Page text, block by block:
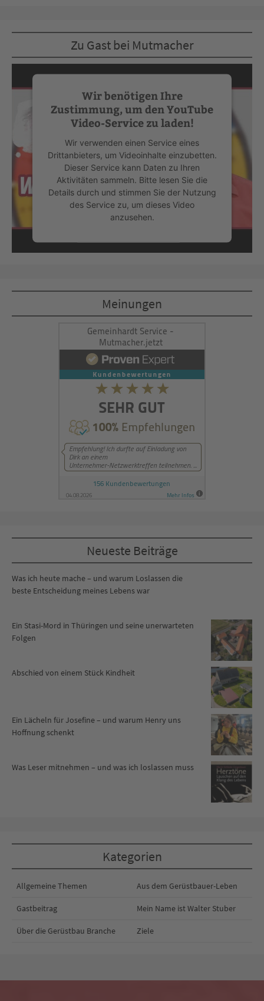
Zu Gast bei Mutmacher
Wir benötigen Ihre
Zustimmung, um den YouTube
Video-Service zu laden!
Wir verwenden einen Service eines
Drittanbieters, um Videoinhalte einzubetten.
Dieser Service kann Daten zu Ihren
Aktivitäten sammeln. Bitte lesen Sie die
Details durch und stimmen Sie der Nutzung
des Service zu, um dieses Video
anzusehen.
Mehr Informationen
powered byUsercentrics Consent
Management Platform&eRecht24
Meinungen
Neueste Beiträge
Was ich heute mache – und warum Loslassen die
beste Entscheidung meines Lebens war
Ein Stasi-Mord in Thüringen und seine unerwarteten
Folgen
Abschied von einem Stück Kindheit
Ein Lächeln für Josefine – und warum Henry uns
Hoffnung schenkt
Was Leser mitnehmen – und was ich loslassen muss
Kategorien
Allgemeine Themen Aus dem Gerüstbauer-Leben
Gastbeitrag Mein Name ist Walter Stuber
Über die Gerüstbau Branche Ziele